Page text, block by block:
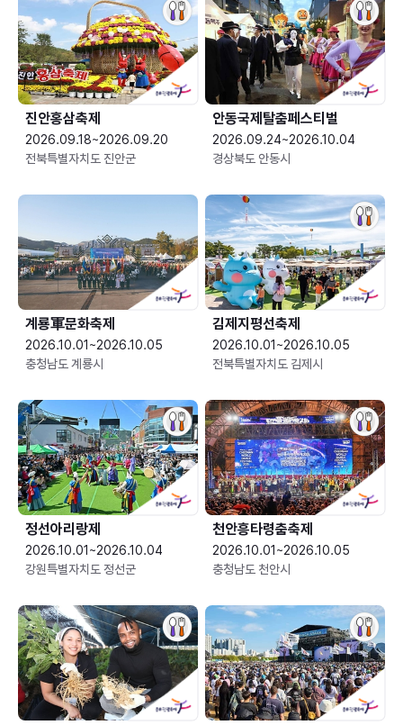
진안홍삼축제
2026.09.18~2026.09.20
전북특별자치도 진안군
안동국제탈춤페스티벌
2026.09.24~2026.10.04
경상북도 안동시
2026.10.01~2026.10.05
충청남도 계룡시
김제지평선축제
2026.10.01~2026.10.05
전북특별자치도 김제시
정선아리랑제
2026.10.01~2026.10.04
강원특별자치도 정선군
천안흥타령춤축제
2026.10.01~2026.10.05
충청남도 천안시